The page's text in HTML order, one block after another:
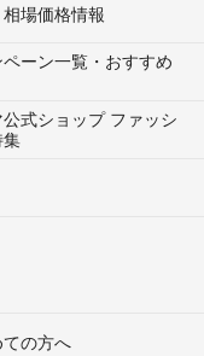
場価格情報
ーン一覧・おすすめ
式ショップ ファッシ
集
の方へ